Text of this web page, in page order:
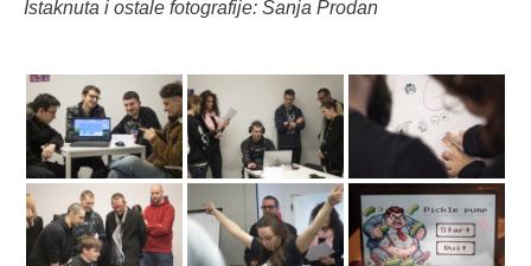
Istaknuta i ostale fotografije: Sanja Prodan